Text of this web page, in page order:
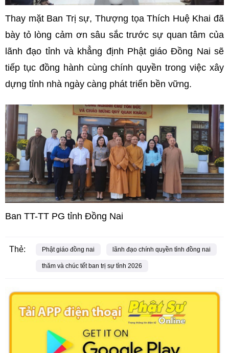
​Thay mặt Ban Trị sự, Thượng tọa Thích Huệ Khai đã
bày tỏ lòng cảm ơn sâu sắc trước sự quan tâm của
lãnh đạo tỉnh và khẳng định Phật giáo Đồng Nai sẽ
tiếp tục đồng hành cùng chính quyền trong việc xây
dựng tỉnh nhà ngày càng phát triển bền vững.
Ban TT-TT PG tỉnh Đồng Nai
Thẻ: Phật giáo đồng nai lãnh đạo chính quyền tỉnh đồng nai
thăm và chúc tết ban trị sự tỉnh 2026